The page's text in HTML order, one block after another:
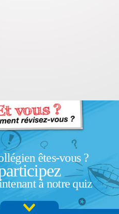
êtes-vous ?
à notre quiz